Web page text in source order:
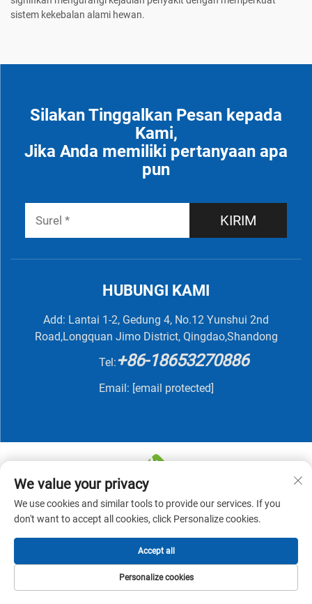
sistem kekebalan alami hewan.
Silakan Tinggalkan Pesan kepada
Kami,
Jika Anda memiliki pertanyaan apa
pun
KIRIM
HUBUNGI KAMI
Add: Lantai 1-2, Gedung 4, No.12 Yunshui 2nd
Road,Longquan Jimo District, Qingdao,Shandong
Tel:+86-18653270886
Email: [email protected]
Hak Cipta © 2025 oleh QINGDAO NUTRIVIT BIOTECH
CO., LTD - Kebijakan Privasi
HALAMAN UTAMA PRODUK SUREL TELEPON
We value your privacy
We use cookies and similar tools to provide our services. If you
don't want to accept all cookies, click Personalize cookies.
Personalize cookies
Accept all